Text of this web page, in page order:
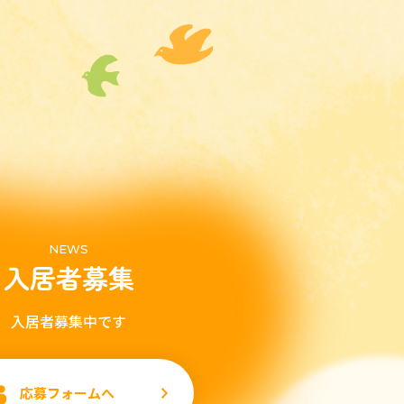
NEWS
入居者募集
入居者募集中です
応募フォームへ